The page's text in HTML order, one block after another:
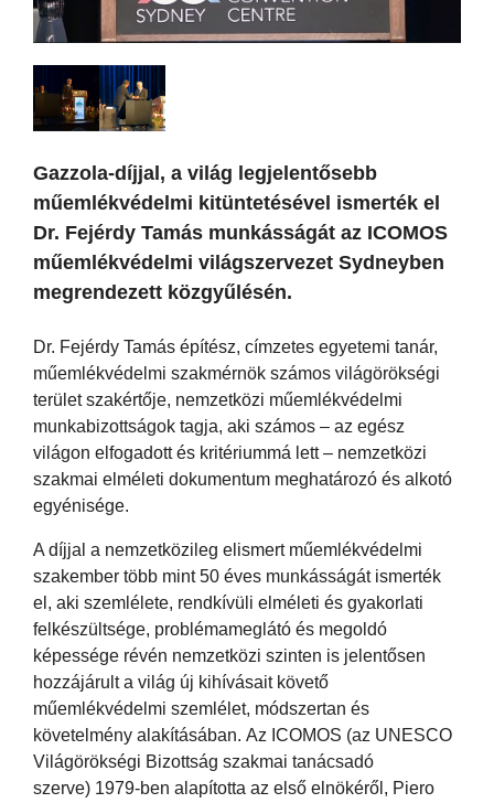
Gazzola-díjjal, a világ legjelentősebb
műemlékvédelmi kitüntetésével ismerték el
Dr. Fejérdy Tamás munkásságát az ICOMOS
műemlékvédelmi világszervezet Sydneyben
megrendezett közgyűlésén.
Dr. Fejérdy Tamás építész, címzetes egyetemi tanár,
műemlékvédelmi szakmérnök számos világörökségi
terület szakértője, nemzetközi műemlékvédelmi
munkabizottságok tagja, aki számos – az egész
világon elfogadott és kritériummá lett – nemzetközi
szakmai elméleti dokumentum meghatározó és alkotó
egyénisége.
A díjjal a nemzetközileg elismert műemlékvédelmi
szakember több mint 50 éves munkásságát ismerték
el, aki szemlélete, rendkívüli elméleti és gyakorlati
felkészültsége, problémameglátó és megoldó
képessége révén nemzetközi szinten is jelentősen
hozzájárult a világ új kihívásait követő
műemlékvédelmi szemlélet, módszertan és
követelmény alakításában. Az ICOMOS (az UNESCO
Világörökségi Bizottság szakmai tanácsadó
szerve) 1979-ben alapította az első elnökéről, Piero